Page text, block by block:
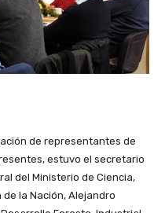
de representantes de
estuvo el secretario
del Ministerio de Ciencia,
la Nación, Alejandro